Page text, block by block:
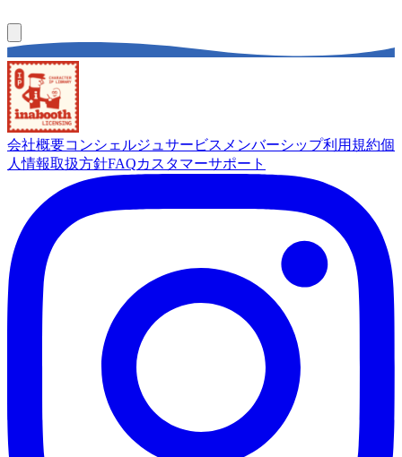
会社概要コンシェルジュサービス メンバーシップ利用規約個
人情報取扱方針FAQカスタマーサポート